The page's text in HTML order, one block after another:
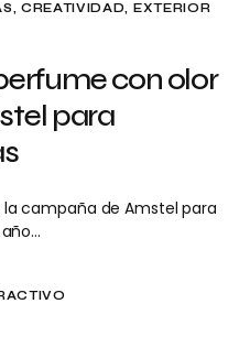
CREATIVIDAD EXTERIOR
con olor
para
campaña de Amstel para